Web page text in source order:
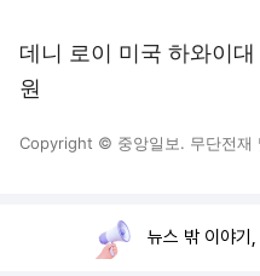
데니 로이 미국 하와이
원
Copyright © 중앙일보. 무단전재
뉴스 밖 이야기,